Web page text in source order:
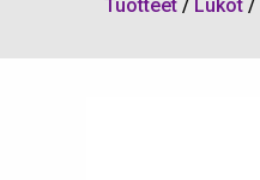
Tuotteet / Lukot /